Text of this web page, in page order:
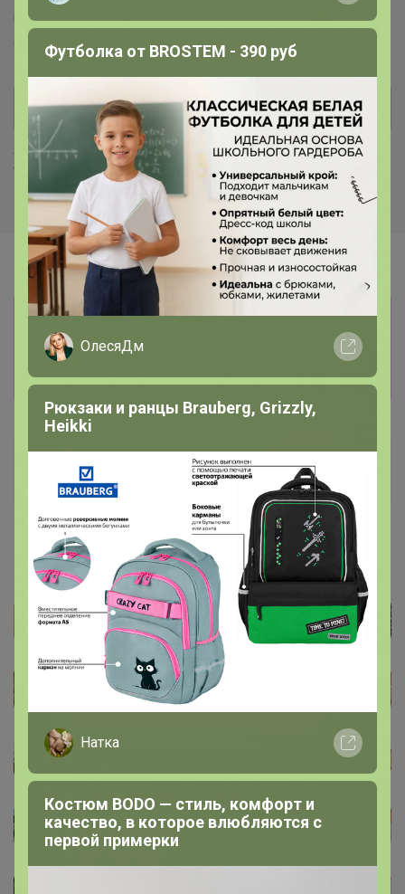
Puratos™ Италика™ Чудское озеро™
Sen Soy™
COOKING™
Dolce-Rosa™ Баринофф™
Хиты продаж
Информация о заказах доступна
лишь членам клуба
Показать
Артемида
Бронзовый организатор
12 декабря, 2022 11:10
Футболка от BROSTEM - 390 руб
ОлесяДм
Рюкзаки и ранцы Brauberg, Grizzly,
Heikki
Натка
Костюм BODO — стиль, комфорт и
качество, в которое влюбляются с
первой примерки